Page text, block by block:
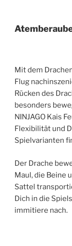
Mit dem
Flug
Rücken des
besonders
NINJAGO Kais
Flexibilität und
Spielvarianten
Der Drache
Maul, die Beine
Sattel
Dich in die
immitiere nach.